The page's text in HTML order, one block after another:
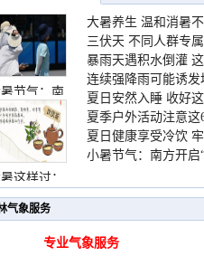
节气：南
这样过：
大暑养生 温和消暑
三伏天 不同人群专
要点请收好
暴雨天遇积水倒灌
险提示请收好
连续强降雨可能诱发
灾害 这些前兆要知道
夏日安然入睡 收好
温小贴士
夏季户外活动注意这
防暑健身两不误
夏日健康享受冷饮
“两注意一控制”
小暑节气：南方开启
季
气象服务
专业气象服务